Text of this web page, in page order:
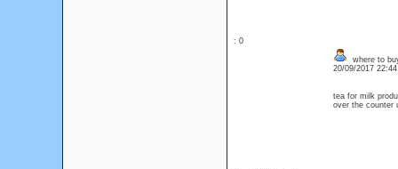
: 0
where to
20/09/2017
tea for milk
over the counter